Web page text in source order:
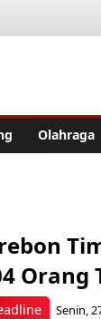
Olahraga
Orang
Senin,